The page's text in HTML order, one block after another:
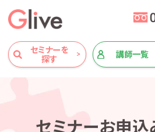
セミナーを
探す
講師一覧
セミナーお申込